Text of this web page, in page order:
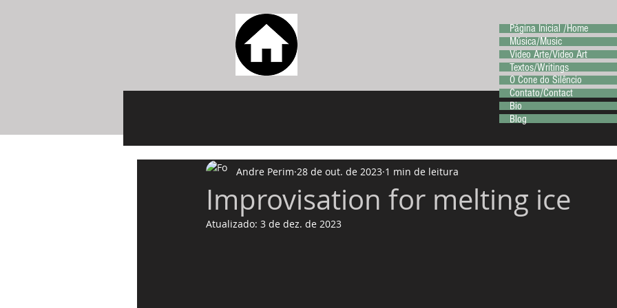
Página Inicial /Home
Música/Music
Video Arte/Video Art
Textos/Writings
O Cone do Silêncio
Contato/Contact
Bio
Blog
Improvisation for melting ice
Andre Perim 28 de out. de 2023 1 min de leitura
Atualizado: 3 de dez. de 2023